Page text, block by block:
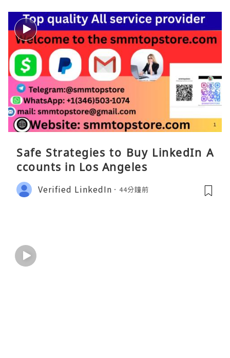
Safe Strategies to Buy LinkedIn A
ccounts in Los Angeles
Verified LinkedIn 44分鐘前